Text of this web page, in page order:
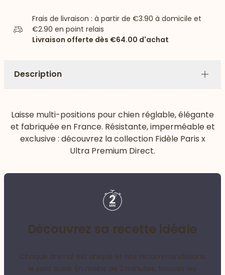
Frais de livraison : à partir de €3.90 à domicile et
€2.90 en point relais
Livraison offerte dès €64.00 d'achat
Description
Plus
Laisse multi-positions pour chien réglable, élégante
et fabriquée en France. Résistante, imperméable et
exclusive : découvrez la collection Fidèle Paris x
Ultra Premium Direct.
Découvrez sa recette idéale
Chaque animal est unique et nos recommandations
le sont aussi. En moins de 2 minutes, trouvez les